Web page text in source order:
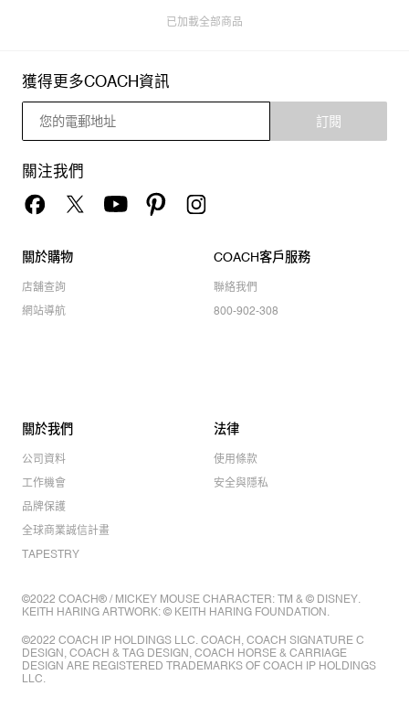
已加載全部商品
獲得更多COACH資訊
訂閱
關注我們
關於購物
店舖查詢
網站導航
COACH客戶服務
聯絡我們
800-902-308
關於我們
公司資料
工作機會
品牌保護
全球商業誠信計畫
TAPESTRY
法律
使用條款
安全與隱私
©2022 COACH® / MICKEY MOUSE CHARACTER: TM & © DISNEY.
KEITH HARING ARTWORK: © KEITH HARING FOUNDATION.
©2022 COACH IP HOLDINGS LLC. COACH, COACH SIGNATURE C
DESIGN, COACH & TAG DESIGN, COACH HORSE & CARRIAGE
DESIGN ARE REGISTERED TRADEMARKS OF COACH IP HOLDINGS
LLC.